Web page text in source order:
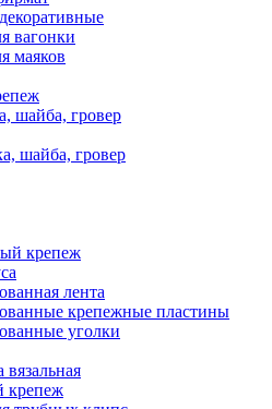
вагонки
маяков
шайба, гровер
шайба, гровер
крепеж
лента
крепежные пластины
уголки
крепеж